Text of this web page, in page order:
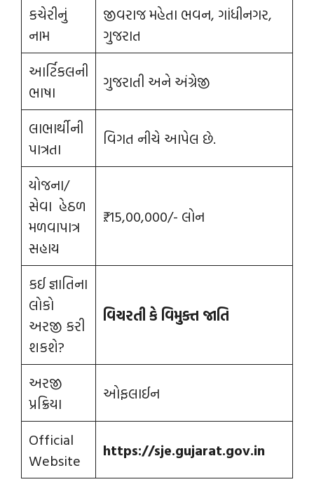
કચેરીનું
નામ
જીવરાજ મહેતા ભવન, ગાંધીનગર,
ગુજરાત
આર્ટિકલની
ભાષા
ગુજરાતી અને અંગ્રેજી
લાભાર્થીની
પાત્રતા
વિગત નીચે આપેલ છે.
યોજના/
સેવા હેઠળ
મળવાપાત્ર
સહાય
₹. 15,00,000/- લોન
કઈ જ્ઞાતિના
લોકો
અરજી કરી
શકશે?
વિચરતી કે વિમુક્ત જાતિ
અરજી
પ્રક્રિયા
ઓફલાઈન
Official
Website
https://sje.gujarat.gov.in